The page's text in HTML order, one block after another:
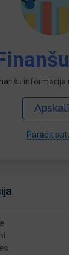
informācija
Parādīt